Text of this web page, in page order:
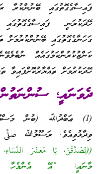
ފައިސާގެގޮތުގައި ބޭނުންކުރާ
ހޭދަކުރަނީ
ގަހަނާގެގޮތުގައި ބޭނުންކުރުމަށް
ކަންޒުކުރުންކަމުގައެއް
ހޭދަކުރުމަށް ތައްޔާރުކޮށްފައިވާ
ދެވަނައީ؛
(1) ޢަބްދުﷲ (ބުން
ވިދާޅުވިއެވެ. ރަސޫލުﷲ صلَّى
((تَصَدَّقْنَ، يَا مَعْشَرَ
މާނައީ: “އޭ އެންމެހާ